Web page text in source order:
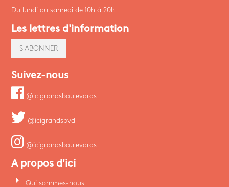
Du lundi au samedi de 10h à 20h
Les lettres d'information
S'ABONNER
Suivez-nous
@icigrandsboulevards
@icigrandsbvd
@icigrandsboulevards
A propos d'ici
arrow_right Qui sommes-nous